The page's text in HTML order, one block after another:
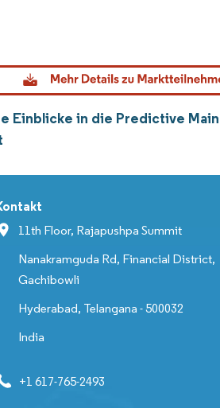
Einblicke in die Predictive
11th Floor, Rajapushpa Summit
Nanakramguda Rd, Financial District,
Gachibowli
Hyderabad, Telangana - 500032
India
+1 617-765-2493